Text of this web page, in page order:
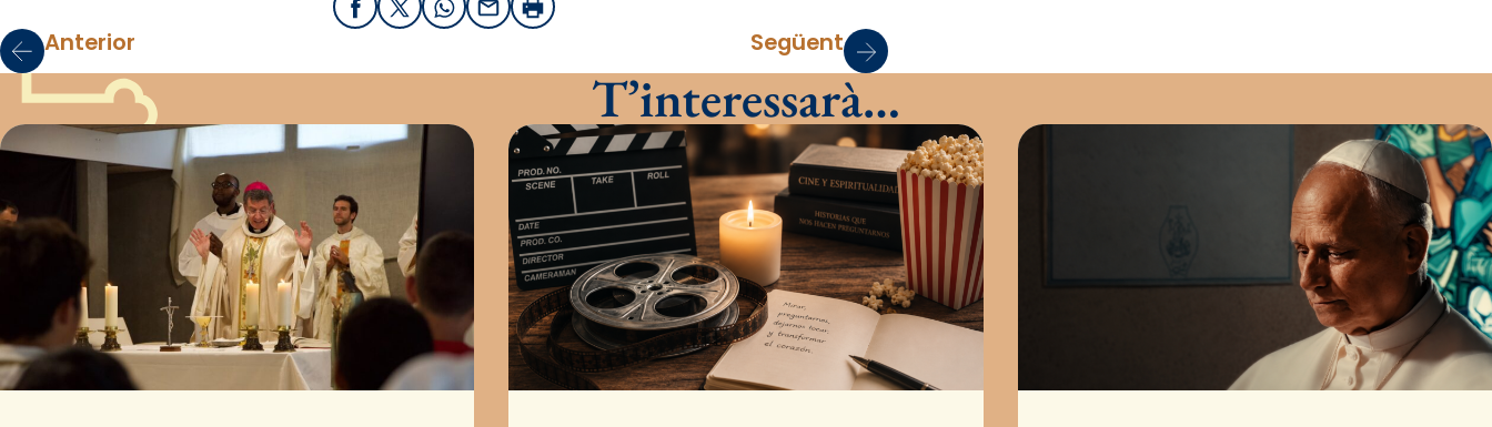
FacebookX / Twitter
WhatsApp
EmailImprimir
Anterior Següent
T’interessarà…